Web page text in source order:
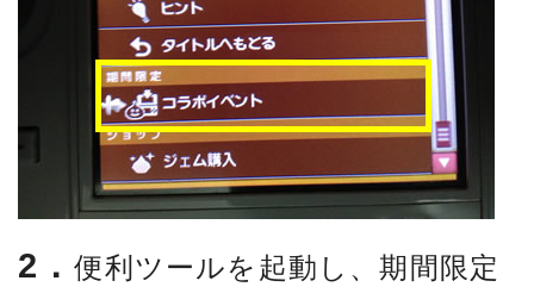
2．便利ツールを起動し、期間限定